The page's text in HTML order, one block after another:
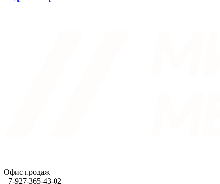
Офис продаж
+7-927-365-43-02